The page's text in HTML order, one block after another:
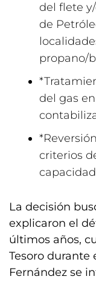
del flete
de
propano/
del gas
criterios
La decisión
explicaron el
últimos años,
Tesoro durante
Fernández se